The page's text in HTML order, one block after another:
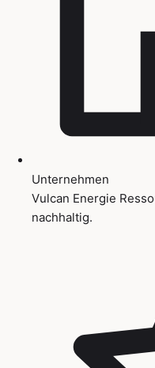
Unternehmen
Vulcan Energie
nachhaltig.